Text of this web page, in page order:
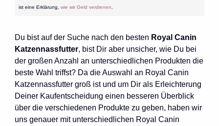
ist eine Erklärung, wie wir Geld verdienen
Du bist auf der Suche nach den besten Royal Canin
Katzennassfutter, bist Dir aber unsicher, wie Du bei
der großen Anzahl an unterschiedlichen Produkten die
beste Wahl triffst? Da die Auswahl an Royal Canin
Katzennassfutter groß ist und um Dir als Erleichterung
Deiner Kaufentscheidung einen besseren Überblick
über die verschiedenen Produkte zu geben, haben wir
uns genauer mit unterschiedlichen Royal Canin